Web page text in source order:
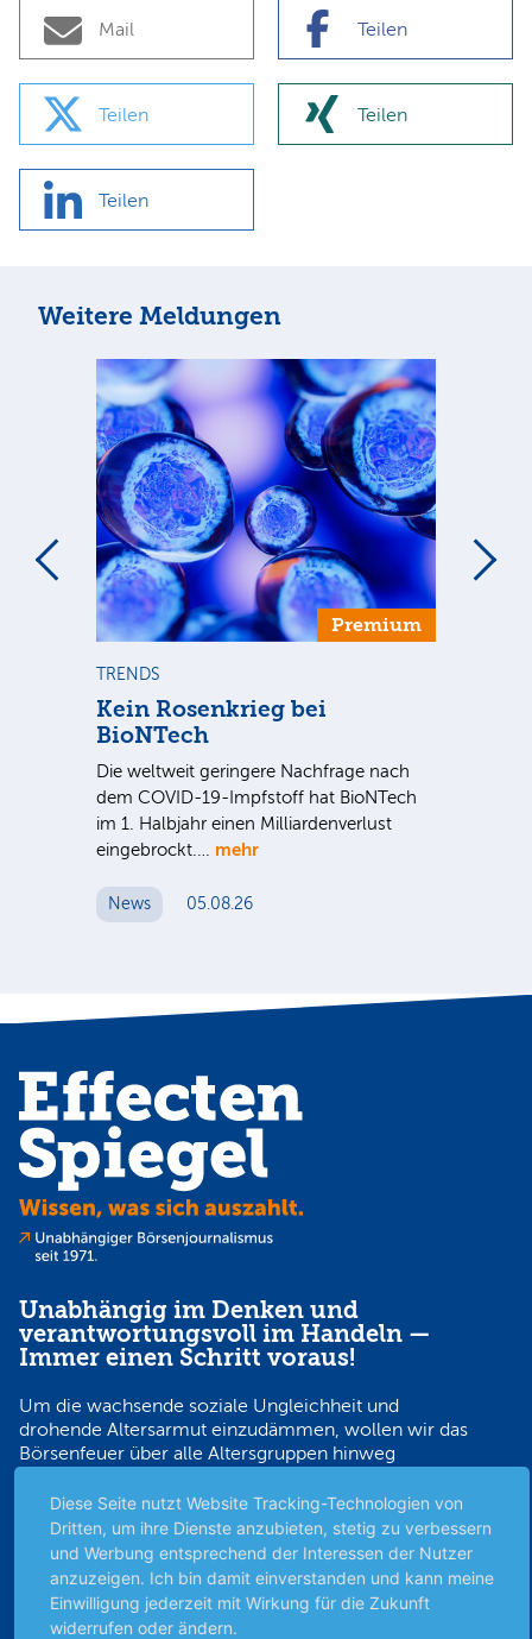
Mail Teilen
Teilen Teilen
Teilen
Weitere Meldungen
Premium
TRENDS
Kein Rosenkrieg bei
BioNTech
Die weltweit geringere Nachfrage nach
dem COVID-19-Impfstoff hat BioNTech
im 1. Halbjahr einen Milliardenverlust
eingebrockt.… mehr
News 05.08.26
Unabhängig im Denken und
verantwortungsvoll im Handeln —
Immer einen Schritt voraus!
Um die wachsende soziale Ungleichheit und
drohende Altersarmut einzudämmen, wollen wir das
Börsenfeuer über alle Altersgruppen hinweg
Anlagestrategien für ihre Zukunft zu entwickeln —
seit über 50 Jahren verschaffen wir Kleinanlegern mit
unabhängigem Börsenjournalismus den
Wissensvorsprung, der sie verantwortungsvoll auf
Erfolgskurs bringt.
Diese Seite nutzt Website Tracking-Technologien von
Dritten, um ihre Dienste anzubieten, stetig zu verbessern
und Werbung entsprechend der Interessen der Nutzer
anzuzeigen. Ich bin damit einverstanden und kann meine
Einwilligung jederzeit mit Wirkung für die Zukunft
widerrufen oder ändern.